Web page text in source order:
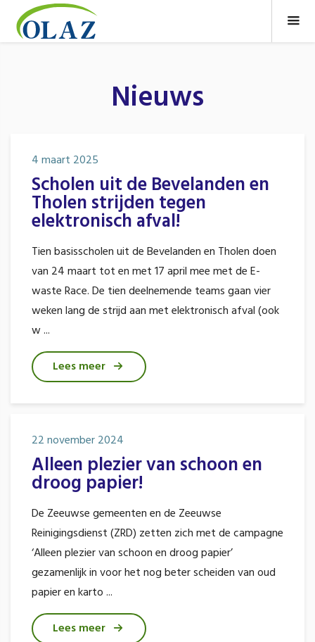
Nieuws
4 maart 2025
Scholen uit de Bevelanden en
Tholen strijden tegen
elektronisch afval!
Tien basisscholen uit de Bevelanden en Tholen doen
van 24 maart tot en met 17 april mee met de E-
waste Race. De tien deelnemende teams gaan vier
weken lang de strijd aan met elektronisch afval (ook
w ...
Lees meer
22 november 2024
Alleen plezier van schoon en
droog papier!
De Zeeuwse gemeenten en de Zeeuwse
Reinigingsdienst (ZRD) zetten zich met de campagne
‘Alleen plezier van schoon en droog papier’
gezamenlijk in voor het nog beter scheiden van oud
papier en karto ...
Lees meer